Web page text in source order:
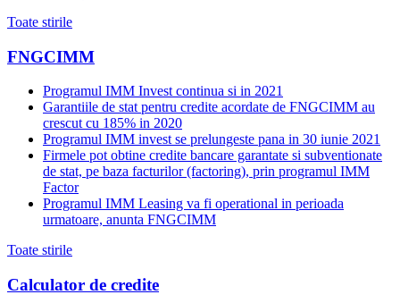
Toate stirile
FNGCIMM
Programul IMM Invest continua si in 2021
Garantiile de stat pentru credite acordate de FNGCIMM au
crescut cu 185% in 2020
Programul IMM invest se prelungeste pana in 30 iunie 2021
Firmele pot obtine credite bancare garantate si subventionate
de stat, pe baza facturilor (factoring), prin programul IMM
Factor
Programul IMM Leasing va fi operational in perioada
urmatoare, anunta FNGCIMM
Toate stirile
Calculator de credite